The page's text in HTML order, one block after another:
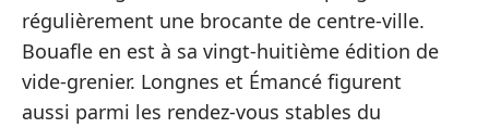
régulièrement une brocante de centre-ville.
Bouafle en est à sa vingt-huitième édition de
vide-grenier. Longnes et Émancé figurent
aussi parmi les rendez-vous stables du